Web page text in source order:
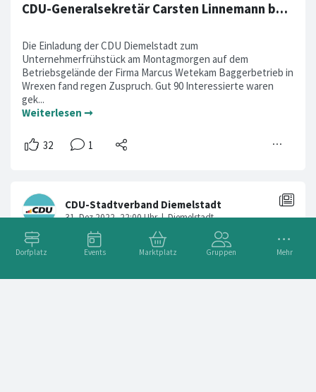
Dorfplatz Events Marktplatz Gruppen Mehr
CDU-Generalsekretär Carsten Linnemann beim Unternehmerfrühstück in Wrexen
Die Einladung der CDU Diemelstadt zum
Unternehmerfrühstück am Montagmorgen auf dem
Betriebsgelände der Firma Marcus Wetekam Baggerbetrieb in
Wrexen fand regen Zuspruch. Gut 90 Interessierte waren
gek...
Weiterlesen ➞